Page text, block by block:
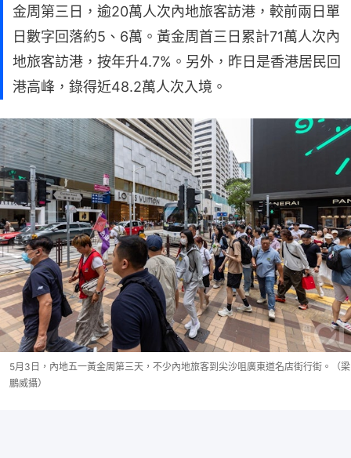
金周第三日，逾20萬人次內地旅客訪港，較前兩日單
日數字回落約5、6萬。黃金周首三日累計71萬人次內
地旅客訪港，按年升4.7%。另外，昨日是香港居民回
港高峰，錄得近48.2萬人次入境。
5月3日，內地五一黃金周第三天，不少內地旅客到尖沙咀廣東道名店街行街。（梁
鵬威攝）